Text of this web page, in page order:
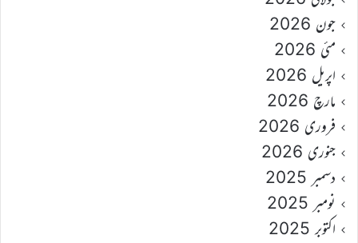
جون 2026
مئی 2026
اپریل 2026
مارچ 2026
فروری 2026
جنوری 2026
دسمبر 2025
نومبر 2025
اکتوبر 2025